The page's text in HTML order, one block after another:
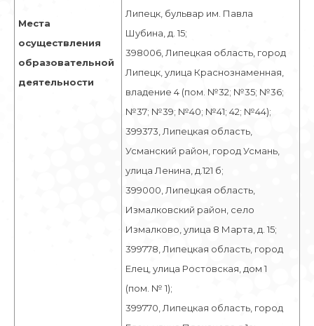
Места
осуществления
образовательной
деятельности
Липецк, бульвар им. Павла
Шубина, д. 15;
398006, Липецкая область, город
Липецк, улица Краснознаменная,
владение 4 (пом. №32; №35; №36;
№37; №39; №40; №41; 42; №44);
399373, Липецкая область,
Усманский район, город Усмань,
улица Ленина, д.121 б;
399000, Липецкая область,
Измалковский район, село
Измалково, улица 8 Марта, д. 15;
399778, Липецкая область, город
Елец, улица Ростовская, дом 1
(пом. № 1);
399770, Липецкая область, город